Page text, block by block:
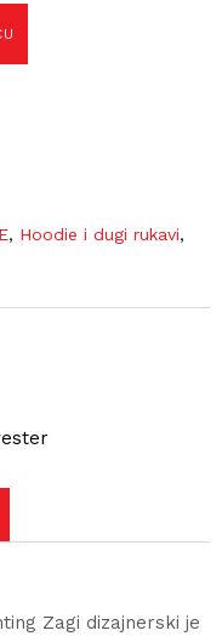
, Hoodie i dugi rukavi,
Zagi dizajnerski je